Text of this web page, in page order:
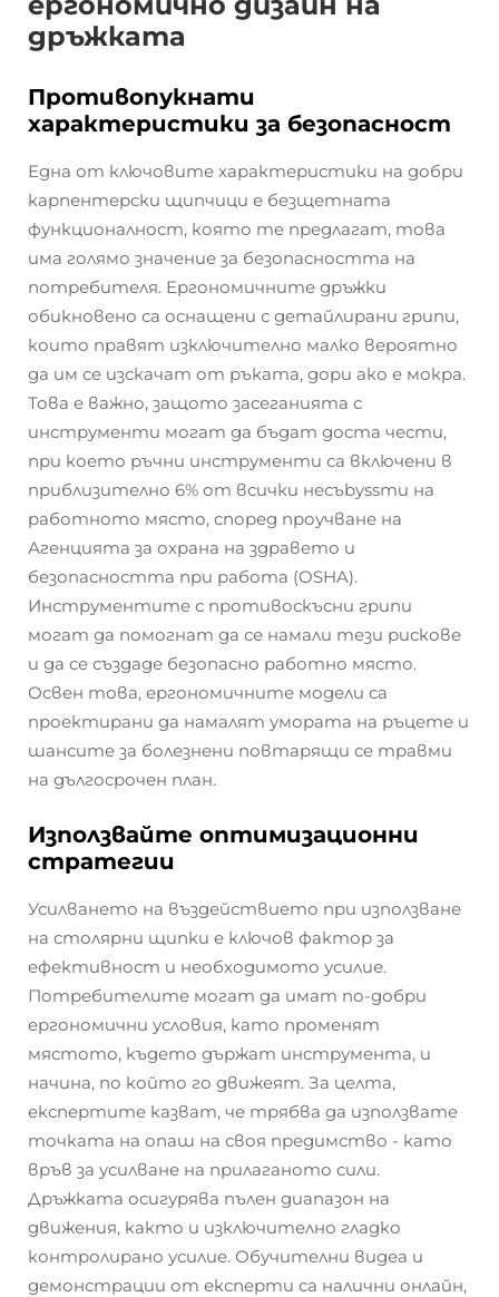
дръжката
Противопукнати
характеристики за безопасност
Една от ключовите характеристики на добри
карпентерски щипчици е безщетната
функционалност, която те предлагат, това
има голямо значение за безопасността на
потребителя. Ергономичните дръжки
обикновено са оснащени с детайлирани грипи,
които правят изключително малко вероятно
да им се изскачат от ръката, дори ако е мокра.
Това е важно, защото засеганията с
инструменти могат да бъдат доста чести,
при което ръчни инструменти са включени в
приблизително 6% от всички несъbyssти на
работното място, според проучване на
Агенцията за охрана на здравето и
безопасността при работа (OSHA).
Инструментите с противоскъсни грипи
могат да помогнат да се намали тези рискове
и да се създаде безопасно работно място.
Освен това, ергономичните модели са
проектирани да намалят умората на ръцете и
шансите за болезнени повтарящи се травми
на дългосрочен план.
Използвайте оптимизационни
стратегии
Усилването на въздействието при използване
на столярни щипки е ключов фактор за
ефективност и необходимото усилие.
Потребителите могат да имат по-добри
ергономични условия, като променят
мястото, където държат инструмента, и
начина, по който го движеят. За целта,
експертите казват, че трябва да използвате
точката на опаш на своя предимство - като
връв за усилване на прилаганото сили.
Дръжката осигурява пълен диапазон на
движения, както и изключително гладко
контролирано усилие. Обучителни видеа и
демонстрации от експерти са налични онлайн,